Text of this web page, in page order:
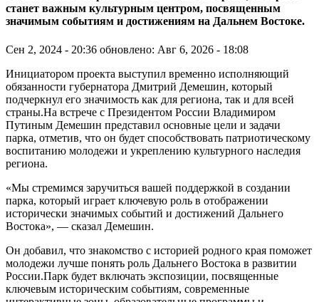
станет важным культурным центром, посвященным
значимым событиям и достижениям на Дальнем Востоке.
Сен 2, 2024 - 20:36 обновлено: Авг 6, 2026 - 18:08
Инициатором проекта выступил временно исполняющий
обязанности губернатора Дмитрий Демешин, который
подчеркнул его значимость как для региона, так и для всей
страны.На встрече с Президентом России Владимиром
Путиным Демешин представил основные цели и задачи
парка, отметив, что он будет способствовать патриотическому
воспитанию молодежи и укреплению культурного наследия
региона.
«Мы стремимся заручиться вашей поддержкой в создании
парка, который играет ключевую роль в отображении
исторически значимых событий и достижений Дальнего
Востока», — сказал Демешин.
Он добавил, что знакомство с историей родного края поможет
молодежи лучше понять роль Дальнего Востока в развитии
России.Парк будет включать экспозиции, посвященные
ключевым историческим событиям, современные